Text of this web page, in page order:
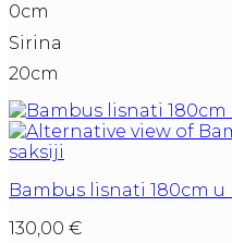
0cm
Sirina
20cm
Bambus lisnati 180cm u
130,00 €